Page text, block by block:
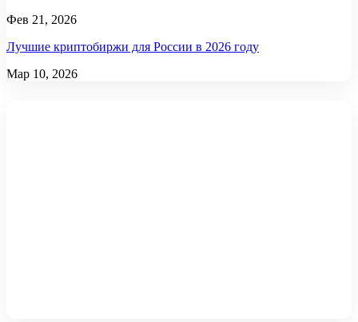
Фев 21, 2026
Лучшие криптобиржи для России в 2026 году
Мар 10, 2026